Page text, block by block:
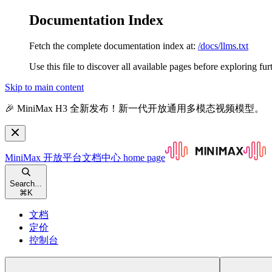
Documentation Index
Fetch the complete documentation index at: /docs/llms.txt
Use this file to discover all available pages before exploring
Skip to main content
🎉 MiniMax H3 全新发布！新一代开放通用多模态视频模型。
MiniMax 开放平台文档中心 home page
Search...
⌘ K
文档
定价
控制台